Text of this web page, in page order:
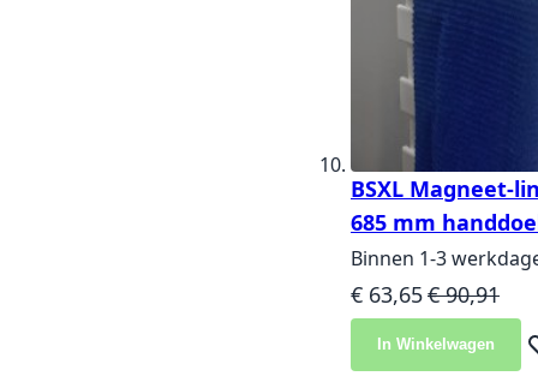
BSXL Magneet-
685 mm
Binnen 1-3
Speciale prijs
€ 63,65Normale prijs
€ 90,91
In Winkelwagen